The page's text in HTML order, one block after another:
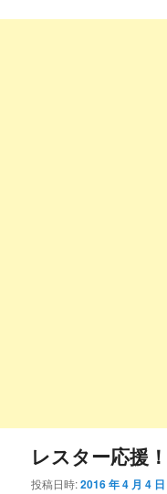
レスター応援！
投稿日時:2016 年 4 月 4 日